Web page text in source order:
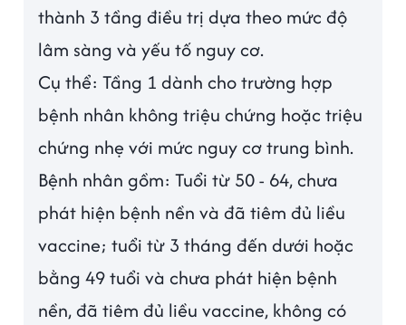
thành 3 tầng điều trị dựa theo mức độ
lâm sàng và yếu tố nguy cơ.
Cụ thể: Tầng 1 dành cho trường hợp
bệnh nhân không triệu chứng hoặc triệu
chứng nhẹ với mức nguy cơ trung bình.
Bệnh nhân gồm: Tuổi từ 50 - 64, chưa
phát hiện bệnh nền và đã tiêm đủ liều
vaccine; tuổi từ 3 tháng đến dưới hoặc
bằng 49 tuổi và chưa phát hiện bệnh
nền, đã tiêm đủ liều vaccine, không có